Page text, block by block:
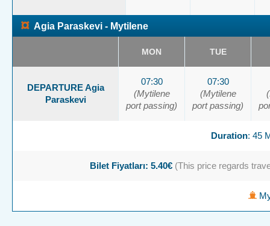
¤ Agia Paraskevi - Mytilene
MON TUE
DEPARTURE Agia
Paraskevi
07:30
(Mytilene
port passing)
07:30
(Mytilene
port passing)
Duration: 45
Bilet Fiyatları: 5.40€ (This price regards